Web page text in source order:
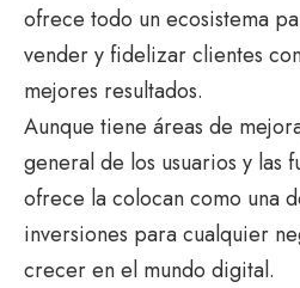
ofrece todo un ecosistema
vender y fidelizar clientes
mejores resultados.
Aunque tiene áreas de
general de los usuarios y las
ofrece la colocan como una
inversiones para cualquier
crecer en el mundo digital.